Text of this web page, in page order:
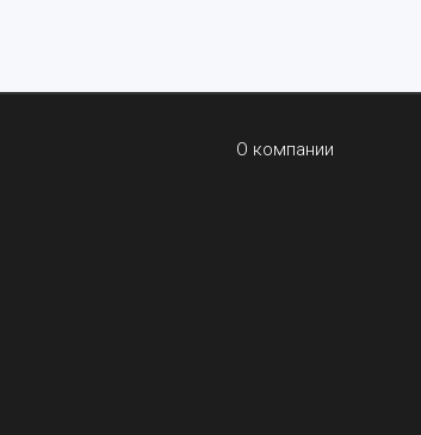
О компании